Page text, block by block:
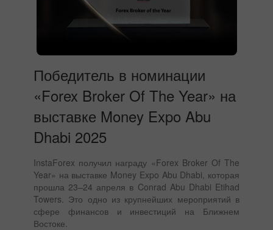
Победитель в номинации
«Forex Broker Of The Year» на
выставке Money Expo Abu
Dhabi 2025
InstaForex получил награду «Forex Broker Of The
Year» на выставке Money Expo Abu Dhabi, которая
прошла 23–24 апреля в Conrad Abu Dhabi Etihad
Towers. Это одно из крупнейших мероприятий в
сфере финансов и инвестиций на Ближнем
Востоке.